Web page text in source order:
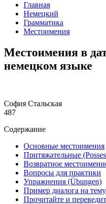
Главная
Немецкий
Грамматика
Местоимения
Местоимения в
немецком языке
София Стальская
487
Содержание
Основные местоимения
Притяжательные
Возвратное
Вопросы для практики
Упражнения (Übungen)
Пример диалога на тему
Прочитайте и